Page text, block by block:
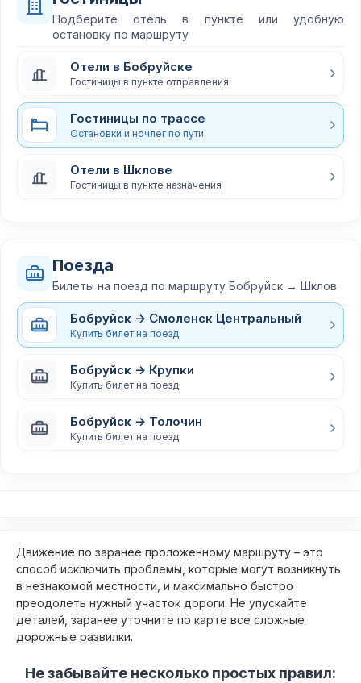
Подберите отель в пункте или удобную
остановку по маршруту
Отели в Бобруйске
Гостиницы в пункте отправления
Гостиницы по трассе
Остановки и ночлег по пути
Отели в Шклове
Гостиницы в пункте назначения
Поезда
Билеты на поезд по маршруту Бобруйск → Шклов
Бобруйск → Смоленск Центральный
Купить билет на поезд
Бобруйск → Крупки
Купить билет на поезд
Бобруйск → Толочин
Купить билет на поезд
Движение по заранее проложенному маршруту – это
способ исключить проблемы, которые могут возникнуть
в незнакомой местности, и максимально быстро
преодолеть нужный участок дороги. Не упускайте
деталей, заранее уточните по карте все сложные
дорожные развилки.
Не забывайте несколько простых правил: